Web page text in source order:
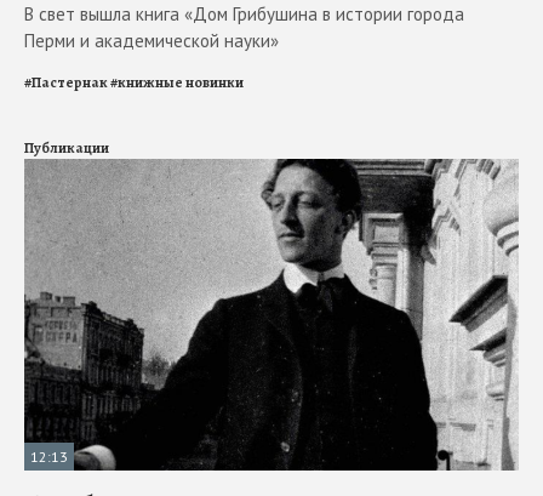
В свет вышла книга «Дом Грибушина в истории города
Перми и академической науки»
#Пастернак#книжные новинки
Публикации
12:13